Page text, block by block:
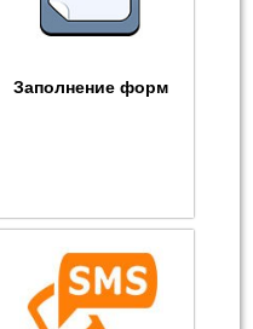
Заполнение форм